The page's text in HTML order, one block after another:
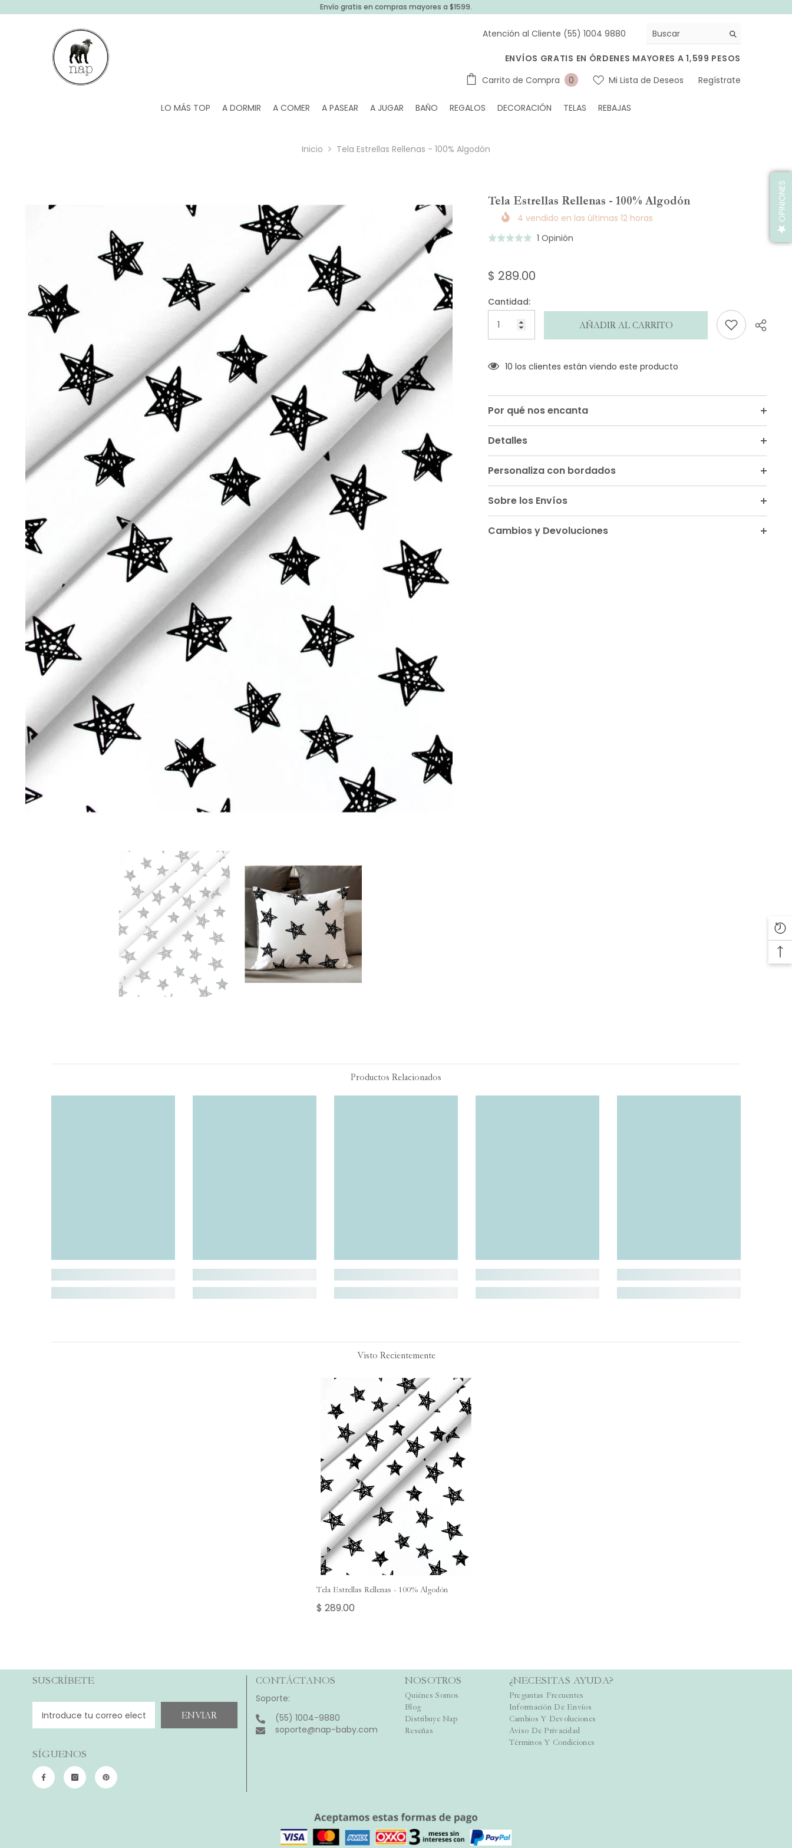
Envío gratis en compras mayores a $1599.
Atención al Cliente (55) 1004 9880
ENVÍOS GRATIS EN ÓRDENES MAYORES A 1,599 PESOS
Carrito de Compra
0 0
Mi Lista de Deseos Regístrate
LO MÁS TOP A DORMIR A COMER A PASEAR A JUGAR BAÑO REGALOS DECORACIÓN TELAS REBAJAS
Inicio Tela Estrellas Rellenas - 100% Algodón
Tela Estrellas Rellenas - 100% Algodón
4 vendido en las últimas12 horas
Puntuado
5
1 OpiniónBasado
$ 289.00
Cantidad:
AÑADIR AL CARRITO
10 los clientes están viendo este producto
Por qué nos encanta
Detalles
Personaliza con bordados
Sobre los Envíos
Cambios y Devoluciones
Productos Relacionados
Visto Recientemente
Tela Estrellas Rellenas - 100% Algodón
$ 289.00
SUSCRÍBETE
ENVIAR
SÍGUENOS
CONTÁCTANOS
Soporte:
(55) 1004-9880
soporte@nap-baby.com
NOSOTROS
Quiénes Somos
Blog
Distribuye Nap
Reseñas
¿NECESITAS AYUDA?
Preguntas Frecuentes
Información De Envíos
Cambios Y Devoluciones
Aviso De Privacidad
Términos Y Condiciones
OPINIONES